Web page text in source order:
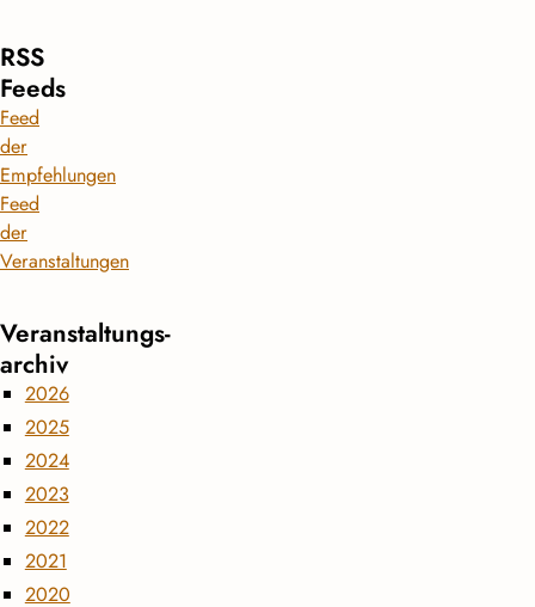
RSS
Feeds
Feed
der
Empfehlungen
Feed
der
Veranstaltungen
Veranstaltungs­
archiv
2026
2025
2024
2023
2022
2021
2020